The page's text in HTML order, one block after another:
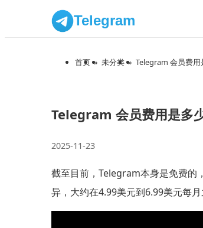
Telegram
首页 » 未分类 » Telegram 会员费用
Telegram 会员费用是多
2025-11-23
截至目前，Telegram本身是免费的
异，大约在4.99美元到6.99美元每